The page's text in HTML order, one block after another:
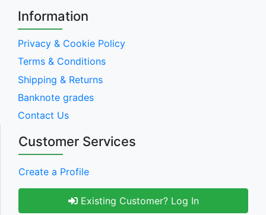
Information
Privacy & Cookie Policy
Terms & Conditions
Shipping & Returns
Banknote grades
Contact Us
Customer Services
Create a Profile
Existing Customer? Log In